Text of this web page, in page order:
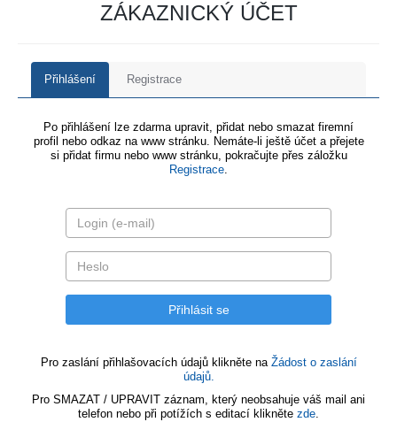
ZÁKAZNICKÝ ÚČET
Přihlášení Registrace
Po přihlášení lze zdarma upravit, přidat nebo smazat firemní
profil nebo odkaz na www stránku. Nemáte-li ještě účet a přejete
si přidat firmu nebo www stránku, pokračujte přes záložku
Registrace.
Pro zaslání přihlašovacích údajů klikněte na Žádost o zaslání
údajů.
Pro SMAZAT / UPRAVIT záznam, který neobsahuje váš mail ani
telefon nebo při potížích s editací klikněte zde.